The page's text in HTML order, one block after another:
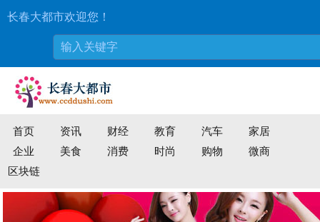
长春大都市欢迎您！
首页 资讯 财经 教育 汽车
家居
企业
美食 消费 时尚 购物
微商
区块链